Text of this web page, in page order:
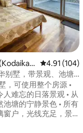
308 条评价
平均评分
4.91 (104)
别墅，带景观、池塘
，可使用整个房源 •
难忘的日落景观 • 从
塘的宁静景色 • 所有
窗户，光线充足，景